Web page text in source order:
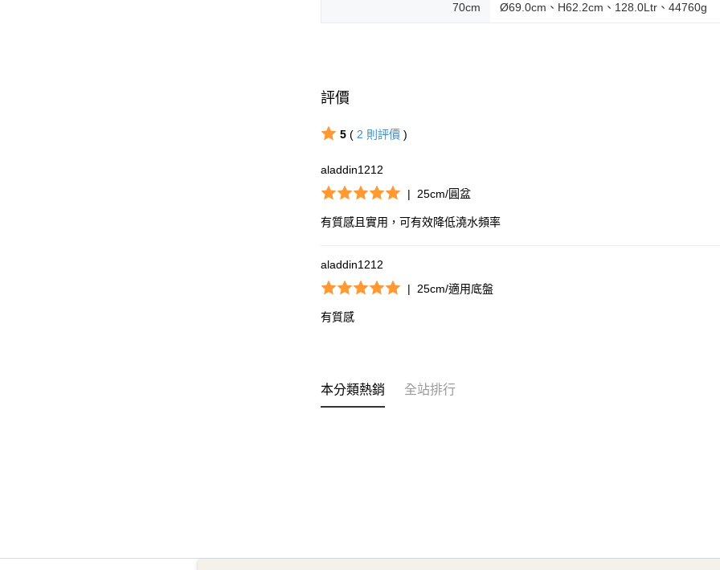
70cm Ø69.0cm、H62.2cm、128.0Ltr、44760g
評價
5( 2 則評價 )
aladdin1212
| 25cm/圓盆
有質感且實用，可有效降低澆水頻率
aladdin1212
| 25cm/適用底盤
有質感
本分類熱銷 全站排行